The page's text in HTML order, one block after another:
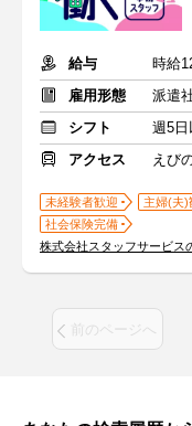
給与
時給
雇用形態
派遣
シフト
週5日
アクセス
えび
未経験者歓迎 主婦(夫)
社会保険完備
株式会社スタッフサービス
前のページへ